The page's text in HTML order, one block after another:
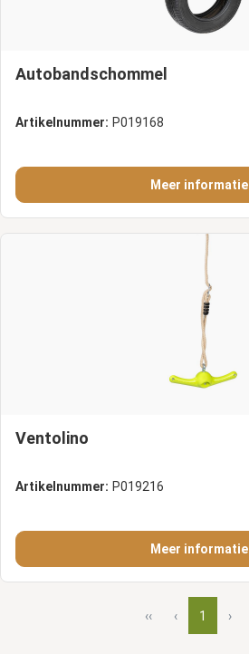
Autobandschommel
Artikelnummer: P019168
Meer informatie
Ventolino
Artikelnummer: P019216
Meer informatie
‹‹ ‹ 1 ›